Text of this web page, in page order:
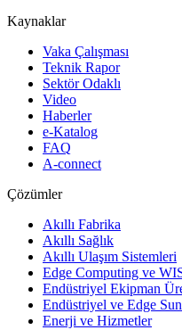
Kaynaklar
Vaka Çalışması
Teknik Rapor
Sektör Odaklı
Video
Haberler
e-Katalog
FAQ
A-connect
Çözümler
Akıllı Fabrika
Akıllı Sağlık
Akıllı Ulaşım Sistemleri
Edge Computing ve
Endüstriyel Ekipman
Endüstriyel ve Edge
Enerji ve Hizmetler